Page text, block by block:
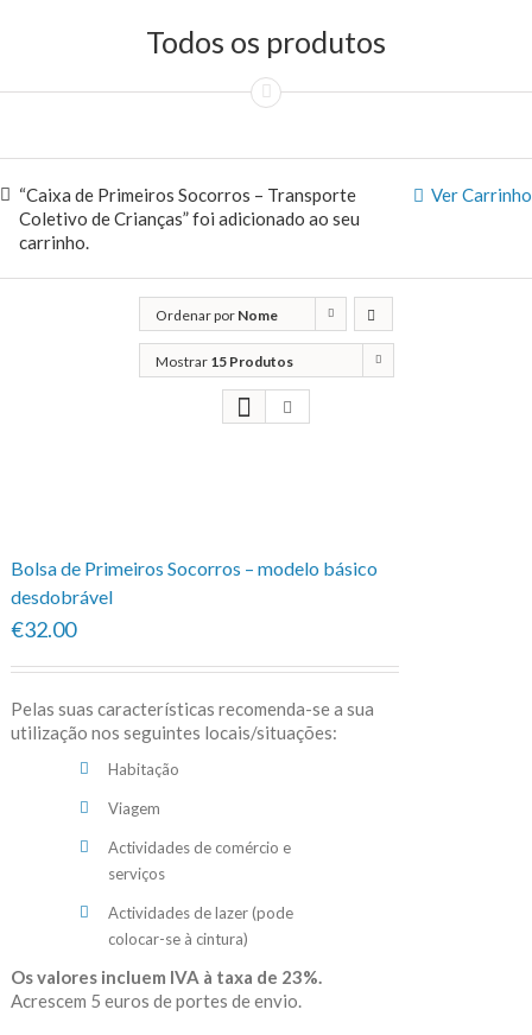
Todos os produtos
Ver Carrinho
“Caixa de Primeiros Socorros – Transporte
Coletivo de Crianças” foi adicionado ao seu
carrinho.
Ordenar por Nome
Mostrar 15 Produtos
Bolsa de Primeiros Socorros – modelo básico
desdobrável
€32.00
Pelas suas características recomenda-se a sua
utilização nos seguintes locais/situações:
Habitação
Viagem
Actividades de comércio e
serviços
Actividades de lazer (pode
colocar-se à cintura)
Os valores incluem IVA à taxa de 23%.
Acrescem 5 euros de portes de envio.